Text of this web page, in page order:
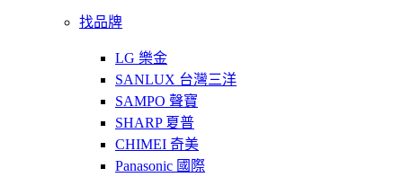
找品牌
LG 樂金
SANLUX 台灣三洋
SAMPO 聲寶
SHARP 夏普
CHIMEI 奇美
Panasonic 國際